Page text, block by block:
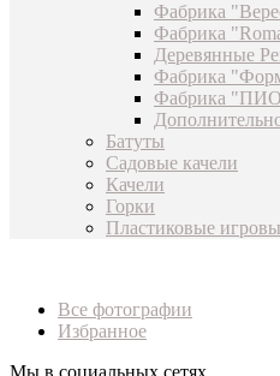
Фабрика
Фабрика
Деревянные
Фабрика
Фабрика
Батуты
Садовые качели
Качели
Горки
Пластиковые
Все фотографии
Избранное
Мы в социальных сетях